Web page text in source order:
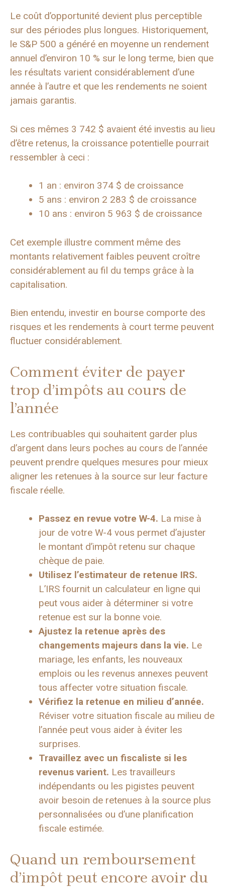
Le coût d’opportunité devient plus perceptible
sur des périodes plus longues. Historiquement,
le S&P 500 a généré en moyenne un rendement
annuel d’environ 10 % sur le long terme, bien que
les résultats varient considérablement d’une
année à l’autre et que les rendements ne soient
jamais garantis.
Si ces mêmes 3 742 $ avaient été investis au lieu
d’être retenus, la croissance potentielle pourrait
ressembler à ceci :
1 an : environ 374 $ de croissance
5 ans : environ 2 283 $ de croissance
10 ans : environ 5 963 $ de croissance
Cet exemple illustre comment même des
montants relativement faibles peuvent croître
considérablement au fil du temps grâce à la
capitalisation.
Bien entendu, investir en bourse comporte des
risques et les rendements à court terme peuvent
fluctuer considérablement.
Comment éviter de payer
trop d’impôts au cours de
l’année
Les contribuables qui souhaitent garder plus
d’argent dans leurs poches au cours de l’année
peuvent prendre quelques mesures pour mieux
aligner les retenues à la source sur leur facture
fiscale réelle.
Passez en revue votre W-4. La mise à
jour de votre W-4 vous permet d’ajuster
le montant d’impôt retenu sur chaque
chèque de paie.
Utilisez l’estimateur de retenue IRS.
L’IRS fournit un calculateur en ligne qui
peut vous aider à déterminer si votre
retenue est sur la bonne voie.
Ajustez la retenue après des
changements majeurs dans la vie. Le
mariage, les enfants, les nouveaux
emplois ou les revenus annexes peuvent
tous affecter votre situation fiscale.
Vérifiez la retenue en milieu d’année.
Réviser votre situation fiscale au milieu de
l’année peut vous aider à éviter les
surprises.
Travaillez avec un fiscaliste si les
revenus varient. Les travailleurs
indépendants ou les pigistes peuvent
avoir besoin de retenues à la source plus
personnalisées ou d’une planification
fiscale estimée.
Quand un remboursement
d’impôt peut encore avoir du